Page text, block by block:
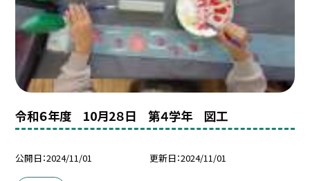
令和６年度 10月2８日 第４学年 図工
公開日 2024/11/01 更新日 2024/11/01